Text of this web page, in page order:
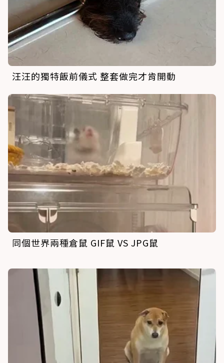
汪汪的獨特飯前儀式 整套做完才肯開動
同個世界兩種倉鼠 GIF鼠 VS JPG鼠